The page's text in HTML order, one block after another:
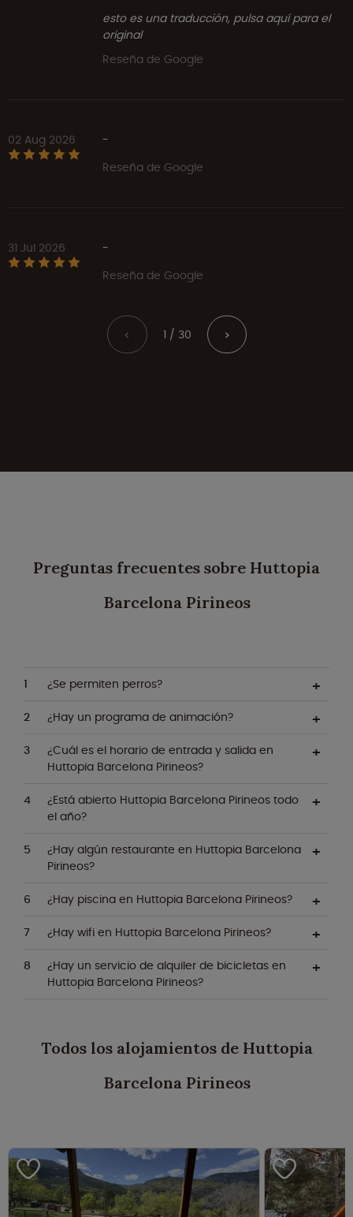
esto es una traducción, pulsa aquí para el
original
Reseña de Google
02 Aug 2026
-
Reseña de Google
31 Jul 2026
-
Reseña de Google
< 1 / 30 >
Preguntas frecuentes sobre Huttopia
Barcelona Pirineos
¿Se permiten perros?
¿Hay un programa de animación?
¿Cuál es el horario de entrada y salida en
Huttopia Barcelona Pirineos?
¿Está abierto Huttopia Barcelona Pirineos todo
el año?
¿Hay algún restaurante en Huttopia Barcelona
Pirineos?
¿Hay piscina en Huttopia Barcelona Pirineos?
¿Hay wifi en Huttopia Barcelona Pirineos?
¿Hay un servicio de alquiler de bicicletas en
Huttopia Barcelona Pirineos?
Todos los alojamientos de Huttopia
Barcelona Pirineos